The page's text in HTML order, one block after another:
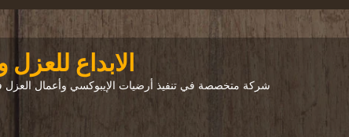
الابداع
شركة متخصصة في تنفيذ أرضيات الإيبوكسي وأعمال العزل